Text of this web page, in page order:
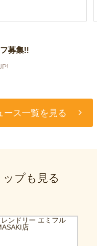
募集!!
ース一覧を見る
プも見る